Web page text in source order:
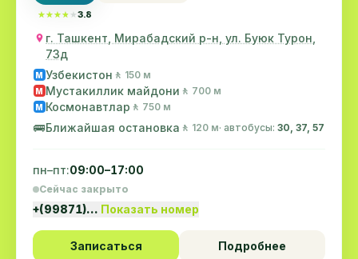
★★★★★
★★★★★3.8
г. Ташкент, Мирабадский р-н, ул. Буюк Турон,
73д
M Узбекистон 🚶 150 м
M Мустакиллик майдони 🚶 700 м
M Космонавтлар 🚶 750 м
🚌Ближайшая остановка 🚶 120 м· автобусы: 30, 37, 57
пн–пт:09:00–17:00
Сейчас закрыто
+(99871)… Показать номер
Записаться Подробнее